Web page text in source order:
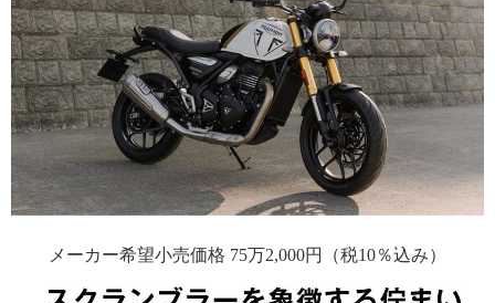
メーカー希望小売価格 75万2,000円（税10％込み）